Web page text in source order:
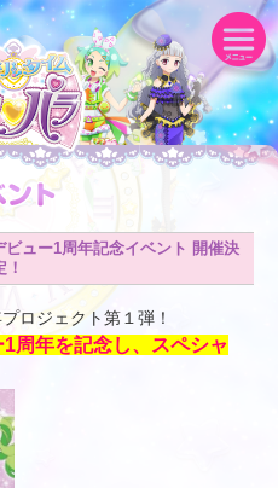
ュー1周年記念イベント 開催決
！
ロジェクト第１弾！
周年を記念し、スペシャ